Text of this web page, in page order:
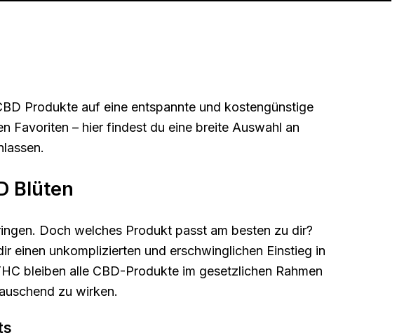
Produkte auf eine entspannte und kostengünstige
Favoriten – hier findest du eine breite Auswahl an
Blüten
Doch welches Produkt passt am besten zu dir?
einen unkomplizierten und erschwinglichen Einstieg in
bleiben alle CBD-Produkte im gesetzlichen Rahmen
zu wirken.